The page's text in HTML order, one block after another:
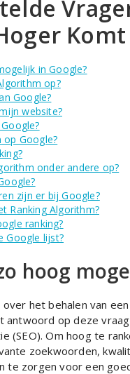
in Google?
op?
Google?
website?
op Google?
onder andere op?
zijn er bij Google?
Ranking Algorithm?
ranking?
Google lijst?
hoog
het behalen van
antwoord op deze
(SEO). Om hoog te
zoekwoorden,
te zorgen voor een